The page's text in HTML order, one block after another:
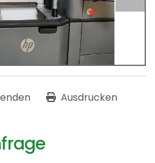
Ausdrucken